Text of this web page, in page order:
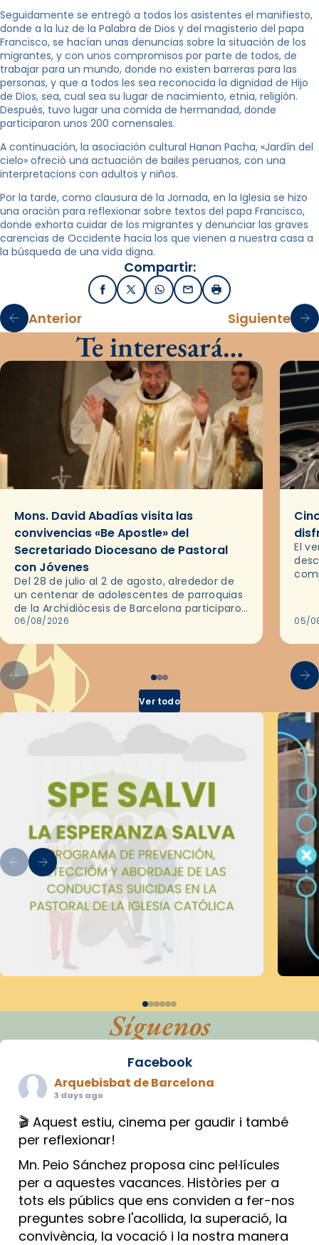
Seguidamente se entregó a todos los asistentes el manifiesto,
donde a la luz de la Palabra de Dios y del magisterio del papa
Francisco, se hacían unas denuncias sobre la situación de los
migrantes, y con unos compromisos por parte de todos, de
trabajar para un mundo, donde no existen barreras para las
personas, y que a todos les sea reconocida la dignidad de Hijo
de Dios, sea, cual sea su lugar de nacimiento, etnia, religión.
Después, tuvo lugar una comida de hermandad, donde
participaron unos 200 comensales.
A continuación, la asociación cultural Hanan Pacha, «Jardín del
cielo» ofreció una actuación de bailes peruanos, con una
interpretacions con adultos y niños.
Por la tarde, como clausura de la Jornada, en la Iglesia se hizo
una oración para reflexionar sobre textos del papa Francisco,
donde exhorta cuidar de los migrantes y denunciar las graves
carencias de Occidente hacia los que vienen a nuestra casa a
la búsqueda de una vida digna.
Compartir:
FacebookX / TwitterWhatsApp
EmailImprimir
Anterior Siguiente
Te interesará…
Mons. David Abadías visita las
convivencias «Be Apostle» del
Secretariado Diocesano de Pastoral
con Jóvenes
Del 28 de julio al 2 de agosto, alrededor de
un centenar de adolescentes de parroquias
de la Archidiócesis de Barcelona participaron
en las convivencias Be Apostle, organizadas
06/08/2026
El
05/
Ver todo
Síguenos
Facebook
Arquebisbat de Barcelona
3 days ago
🎬 Aquest estiu, cinema per gaudir i també
per reflexionar!
Mn. Peio Sánchez proposa cinc pel·lícules
per a aquestes vacances. Històries per a
tots els públics que ens conviden a fer-nos
preguntes sobre l'acollida, la superació, la
convivència, la vocació i la nostra manera